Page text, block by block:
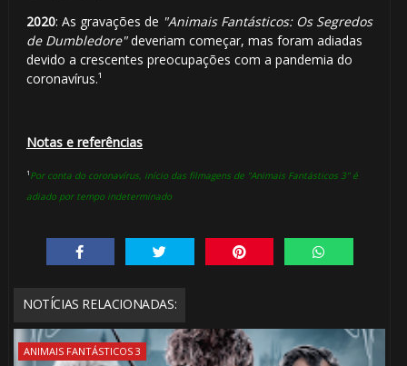
2020: As gravações de "Animais Fantásticos: Os Segredos
de Dumbledore"deveriam começar, mas foram adiadas
devido a crescentes preocupações com a pandemia do
coronavírus.¹
Notas e referências
¹Por conta do coronavírus, início das filmagens de "Animais Fantásticos 3" é
adiado por tempo indeterminado
NOTÍCIAS RELACIONADAS:
ANIMAIS FANTÁSTICOS 3